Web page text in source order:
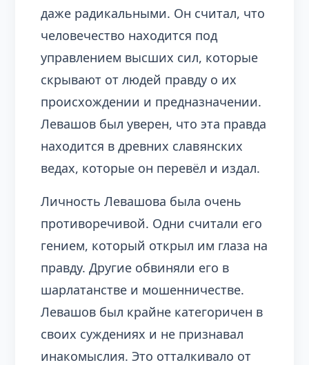
даже радикальными. Он считал, что
человечество находится под
управлением высших сил, которые
скрывают от людей правду о их
происхождении и предназначении.
Левашов был уверен, что эта правда
находится в древних славянских
ведах, которые он перевёл и издал.
Личность Левашова была очень
противоречивой. Одни считали его
гением, который открыл им глаза на
правду. Другие обвиняли его в
шарлатанстве и мошенничестве.
Левашов был крайне категоричен в
своих суждениях и не признавал
инакомыслия. Это отталкивало от